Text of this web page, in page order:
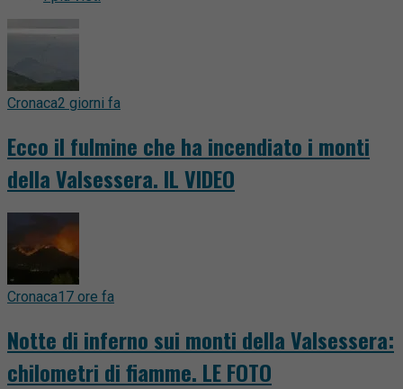
Cronaca2 giorni fa
Ecco il fulmine che ha incendiato i monti
della Valsessera. IL VIDEO
Cronaca17 ore fa
Notte di inferno sui monti della Valsessera:
chilometri di fiamme. LE FOTO